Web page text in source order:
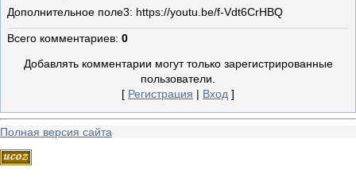
Дополнительное поле3: https://youtu.be/f-Vdt6CrHBQ
Всего комментариев: 0
Добавлять комментарии могут только зарегистрированные
пользователи.
[ Регистрация | Вход ]
Полная версия сайта